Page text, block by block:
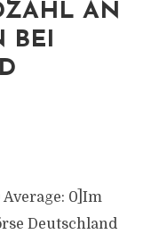
AN
BEI
0]Im
Deutschland